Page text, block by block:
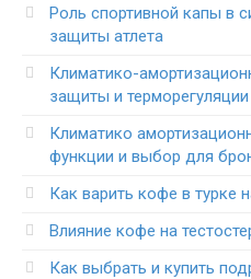
Роль спортивной капы в
защиты атлета
Климатико-
защиты и
Климатико
функции и выбор для
Как варить кофе в турке
Влияние кофе на
Как выбрать и купить